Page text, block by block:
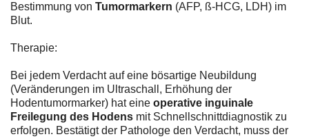
Bestimmung von Tumormarkern (AFP, ß-HCG, LDH) im
Blut.
Therapie:
Bei jedem Verdacht auf eine bösartige Neubildung
(Veränderungen im Ultraschall, Erhöhung der
Hodentumormarker) hat eine operative inguinale
Freilegung des Hodens mit Schnellschnittdiagnostik zu
erfolgen. Bestätigt der Pathologe den Verdacht, muss der